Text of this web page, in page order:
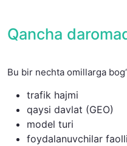
Qancha
Bu bir nechta omillarga
trafik hajmi
qaysi davlat (GEO)
model turi
foydalanuvchilar